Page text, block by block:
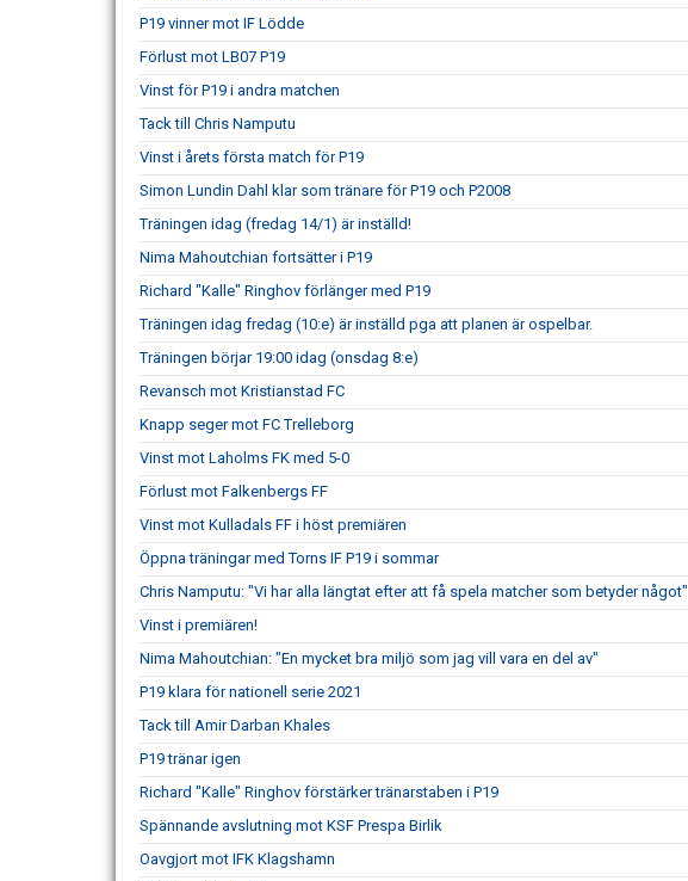
P19 vinner mot IF Lödde
Förlust mot LB07 P19
Vinst för P19 i andra matchen
Tack till Chris Namputu
Vinst i årets första match för P19
Simon Lundin Dahl klar som tränare för P19 och P2008
Träningen idag (fredag 14/1) är inställd!
Nima Mahoutchian fortsätter i P19
Richard "Kalle" Ringhov förlänger med P19
Träningen idag fredag (10:e) är inställd pga att planen är ospelbar.
Träningen börjar 19:00 idag (onsdag 8:e)
Revansch mot Kristianstad FC
Knapp seger mot FC Trelleborg
Vinst mot Laholms FK med 5-0
Förlust mot Falkenbergs FF
Vinst mot Kulladals FF i höst premiären
Öppna träningar med Torns IF P19 i sommar
Chris Namputu: "Vi har alla längtat efter att få spela matcher som betyder något"
Vinst i premiären!
Nima Mahoutchian: "En mycket bra miljö som jag vill vara en del av"
P19 klara för nationell serie 2021
Tack till Amir Darban Khales
P19 tränar igen
Richard "Kalle" Ringhov förstärker tränarstaben i P19
Spännande avslutning mot KSF Prespa Birlik
Oavgjort mot IFK Klagshamn